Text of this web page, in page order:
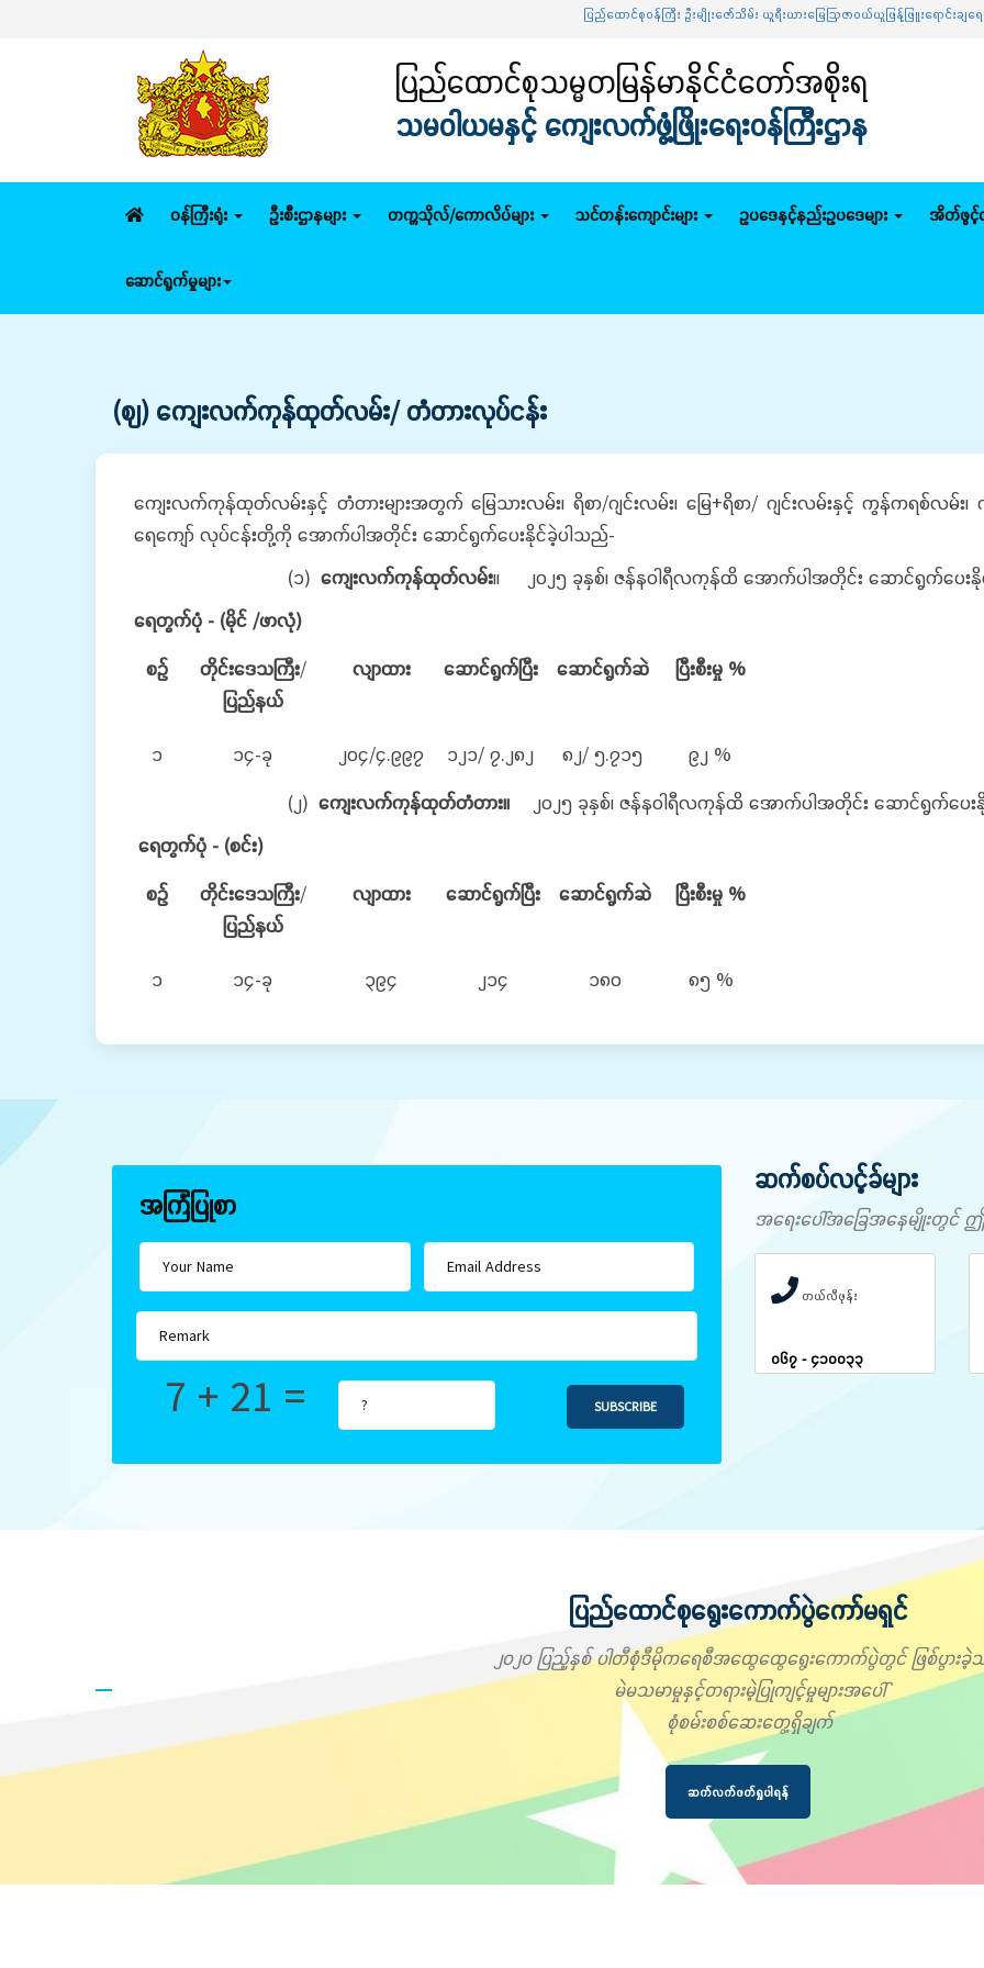
ပြည်ထောင်စုဝန်ကြီး ဦးမျိုးဇော်သိမ်း ယူရီးယားမြေဩဇာဝယ်ယူဖြန့်ဖြူးရောင်းချရေး
ပြည်ထောင်စုသမ္မတမြန်မာနိုင်ငံတော်အစိုးရ
သမဝါယမနှင့် ကျေးလက်ဖွံ့ဖြိုးရေးဝန်ကြီးဌာန
ဝန်ကြီးရုံး ဦးစီးဌာနများ တက္ကသိုလ်/ကောလိပ်များ သင်တန်းကျောင်းများ ဥပဒေနှင့်နည်းဥပဒေများ အိတ်ဖွင့်တ
ဆောင်ရွက်မှုများ
(ဈ) ကျေးလက်ကုန်ထုတ်လမ်း/ တံတားလုပ်ငန်း
ကျေးလက်ကုန်ထုတ်လမ်းနှင့် တံတားများအတွက် မြေသားလမ်း၊ ရိစာ/ဂျင်းလမ်း၊ မြေ+ရိစာ/ ဂျင်းလမ်းနှင့် ကွန်ကရစ်လမ်း၊
ရေကျော် လုပ်ငန်းတို့ကို အောက်ပါအတိုင်း ဆောင်ရွက်ပေးနိုင်ခဲ့ပါသည်-
(၁) ကျေးလက်ကုန်ထုတ်လမ်း။ ၂၀၂၅ ခုနှစ်၊ ဇန်နဝါရီလကုန်ထိ အောက်ပါအတိုင်
ရေတွက်ပုံ - (မိုင် /ဖာလုံ)
စဉ်
တိုင်းဒေသကြီး/
ပြည်နယ်
လျာထား ဆောင်ရွက်ပြီး ဆောင်ရွက်ဆဲ ပြီးစီးမှု%
၁ ၁၄-ခု ၂၀၄/၄.၉၉၇ ၁၂၁/ ၇.၂၈၂ ၈၂/ ၅.၇၁၅
၉၂ %
(၂) ကျေးလက်ကုန်ထုတ်တံတား။ ၂၀၂၅ ခုနှစ်၊ ဇန်နဝါရီလကုန်ထိ အောက်ပါအတို
ရေတွက်ပုံ - (စင်း)
စဉ်
တိုင်းဒေသကြီး/
ပြည်နယ်
လျာထား ဆောင်ရွက်ပြီး ဆောင်ရွက်ဆဲ ပြီးစီးမှု %
၁ ၁၄-ခု ၃၉၄ ၂၁၄ ၁၈၀ ၈၅ %
အကြံပြုစာ
7 + 21 = SUBSCRIBE
ဆက်စပ်လင့်ခ်များ
အရေးပေါ်အခြေအနေမျိုးတွင် ဤ
တယ်လီဖုန်း
၀၆၇ - ၄၁၀၀၃၃
ပြည်ထောင်စုရွေးကောက်ပွဲကော်မရှင်
၂၀၂၀ ပြည့်နှစ် ပါတီစုံဒီမိုကရေစီအထွေထွေရွေးကောက်ပွဲတွင် ဖြစ်ပွား
မဲမသမာမှုနှင့်တရားမဲ့ပြုကျင့်မှုများအပေါ်
စုံစမ်းစစ်ဆေးတွေ့ရှိချက်
ဆက်လက်ဖတ်ရှုပါရန်